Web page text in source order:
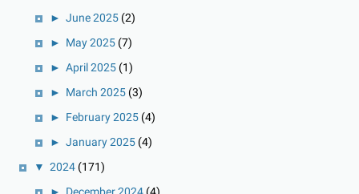
► June 2025 (2)
► May 2025 (7)
► April 2025 (1)
► March 2025 (3)
► February 2025 (4)
► January 2025 (4)
▼ 2024 (171)
► December 2024 (4)